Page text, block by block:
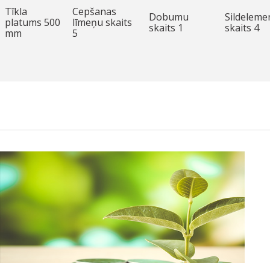
Tīkla
platums 500
mm
Cepšanas
līmeņu skaits
5
Dobumu
skaits 1
skaits 4